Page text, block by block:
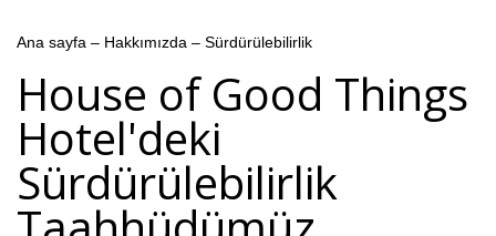
Ana sayfa – Hakkımızda – Sürdürülebilirlik
House of Good Things
Hotel'deki
Sürdürülebilirlik